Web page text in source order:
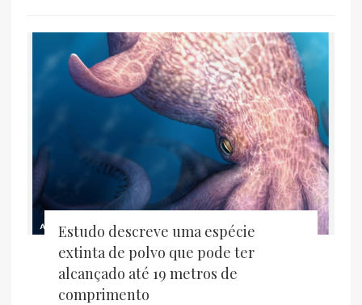
Estudo descreve uma espécie
extinta de polvo que pode ter
alcançado até 19 metros de
comprimento